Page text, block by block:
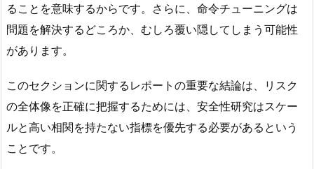
ることを意味するからです。さらに、命令チューニングは
問題を解決するどころか、むしろ覆い隠してしまう可能性
があります。
このセクションに関するレポートの重要な結論は、リスク
の全体像を正確に把握するためには、安全性研究はスケー
ルと高い相関を持たない指標を優先する必要があるという
ことです。